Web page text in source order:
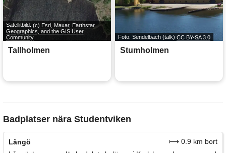
Satellitbild: (c) Esri, Maxar, Earthstar
Geographics, and the GIS User
Community
Tallholmen
Foto: Sendelbach (talk) CC BY-SA 3.0
Stumholmen
Badplatser nära Studentviken
Långö
⟼ 0.9 km bort